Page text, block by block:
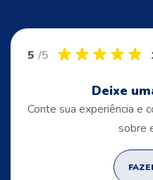
5 /5
Deixe
Conte sua experiência e
sobre